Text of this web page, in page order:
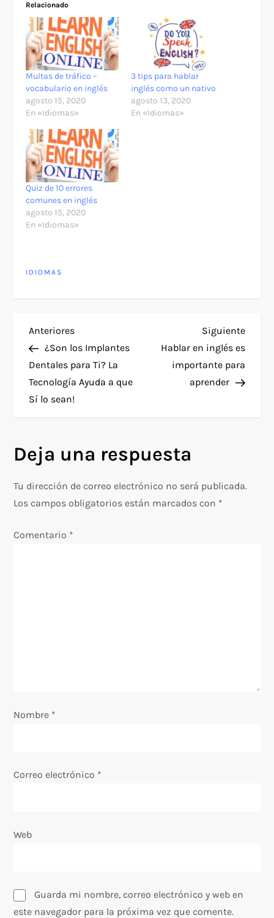
Relacionado
Multas de tráfico –
vocabulario en inglés
agosto 15, 2020
En «Idiomas»
3 tips para hablar
inglés como un nativo
agosto 13, 2020
En «Idiomas»
Quiz de 10 errores
comunes en inglés
agosto 15, 2020
En «Idiomas»
IDIOMAS
N
a
v
g
a
c
i
n
r
Entrada
anterior
Anteriores
¿Son los Implantes
Dentales para Ti? La
Tecnología Ayuda a que
Sí lo sean!
Siguiente
Hablar en inglés es
importante para
aprender
Deja una respuesta
Tu dirección de correo electrónico no será publicada.
Los campos obligatorios están marcados con *
Comentario *
Nombre *
Correo electrónico *
Web
Guarda mi nombre, correo electrónico y web en
este navegador para la próxima vez que comente.